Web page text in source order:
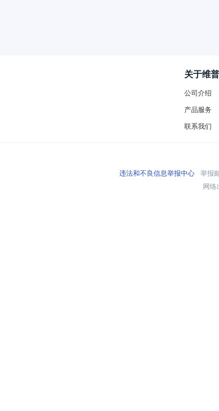
关于维普
公司介绍
产品服务
联系我们
违法和不良信息举报中心举报
网